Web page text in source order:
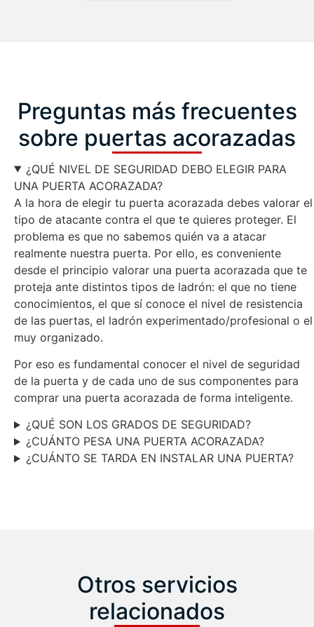
Preguntas más frecuentes
sobre puertas acorazadas
¿QUÉ NIVEL DE SEGURIDAD DEBO ELEGIR PARA
UNA PUERTA ACORAZADA?
A la hora de elegir tu puerta acorazada debes valorar el
tipo de atacante contra el que te quieres proteger. El
problema es que no sabemos quién va a atacar
realmente nuestra puerta. Por ello, es conveniente
desde el principio valorar una puerta acorazada que te
proteja ante distintos tipos de ladrón: el que no tiene
conocimientos, el que sí conoce el nivel de resistencia
de las puertas, el ladrón experimentado/profesional o el
muy organizado.
Por eso es fundamental conocer el nivel de seguridad
de la puerta y de cada uno de sus componentes para
comprar una puerta acorazada de forma inteligente.
¿QUÉ SON LOS GRADOS DE SEGURIDAD?
¿CUÁNTO PESA UNA PUERTA ACORAZADA?
¿CUÁNTO SE TARDA EN INSTALAR UNA PUERTA?
Otros servicios
relacionados